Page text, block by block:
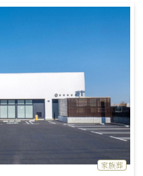
家族葬